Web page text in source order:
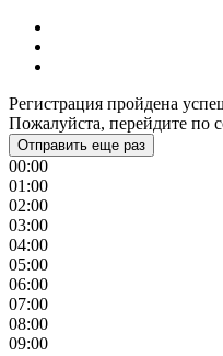
Регистрация пройдена
Пожалуйста, перейдите по
Отправить еще раз
00:00
01:00
02:00
03:00
04:00
05:00
06:00
07:00
08:00
09:00